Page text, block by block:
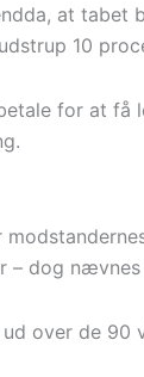
at tabet
10
for at
– dog
over de 90